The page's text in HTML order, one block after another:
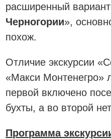
расширенный
Черногории»,
похож.
Отличие экскурсии
«Макси Монтенегро»
первой включено
бухты, а во второй
Программа